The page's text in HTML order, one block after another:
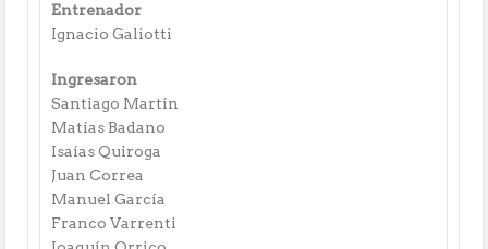
Entrenador
Ignacio Galiotti
Ingresaron
Santiago Martín
Matías Badano
Isaías Quiroga
Juan Correa
Manuel García
Franco Varrenti